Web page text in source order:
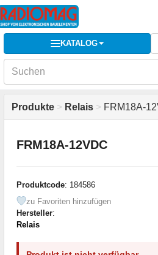
KATALOG
Produkte > Relais > FRM18A-
FRM18A-12VDC
Produktcode: 184586
zu Favoriten hinzufügen
Hersteller:
Relais